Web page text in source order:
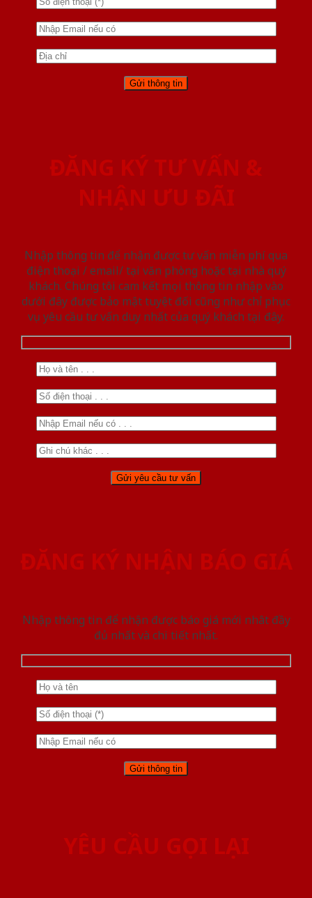
ĐĂNG KÝ TƯ VẤN &
NHẬN ƯU ĐÃI
Nhập thông tin để nhận được tư vấn miễn phí qua
điện thoại / email/ tại văn phòng hoặc tại nhà quý
khách. Chúng tôi cam kết mọi thông tin nhập vào
dưới đây được bảo mật tuyệt đối cũng như chỉ phục
vụ yêu cầu tư vấn duy nhất của quý khách tại đây.
ĐĂNG KÝ NHẬN BÁO GIÁ
Nhập thông tin để nhận được báo giá mới nhât đầy
đủ nhất và chi tiết nhất.
YÊU CẦU GỌI LẠI